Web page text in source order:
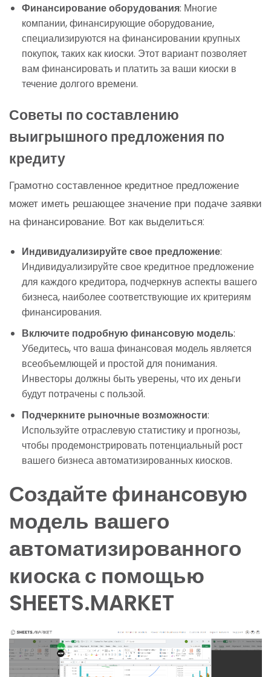
Финансирование оборудования: Многие
компании, финансирующие оборудование,
специализируются на финансировании крупных
покупок, таких как киоски. Этот вариант позволяет
вам финансировать и платить за ваши киоски в
течение долгого времени.
Советы по составлению
выигрышного предложения по
кредиту
Грамотно составленное кредитное предложение
может иметь решающее значение при подаче заявки
на финансирование. Вот как выделиться:
Индивидуализируйте свое предложение:
Индивидуализируйте свое кредитное предложение
для каждого кредитора, подчеркнув аспекты вашего
бизнеса, наиболее соответствующие их критериям
финансирования.
Включите подробную финансовую модель:
Убедитесь, что ваша финансовая модель является
всеобъемлющей и простой для понимания.
Инвесторы должны быть уверены, что их деньги
будут потрачены с пользой.
Подчеркните рыночные возможности:
Используйте отраслевую статистику и прогнозы,
чтобы продемонстрировать потенциальный рост
вашего бизнеса автоматизированных киосков.
Создайте финансовую
модель вашего
автоматизированного
киоска с помощью
SHEETS.MARKET